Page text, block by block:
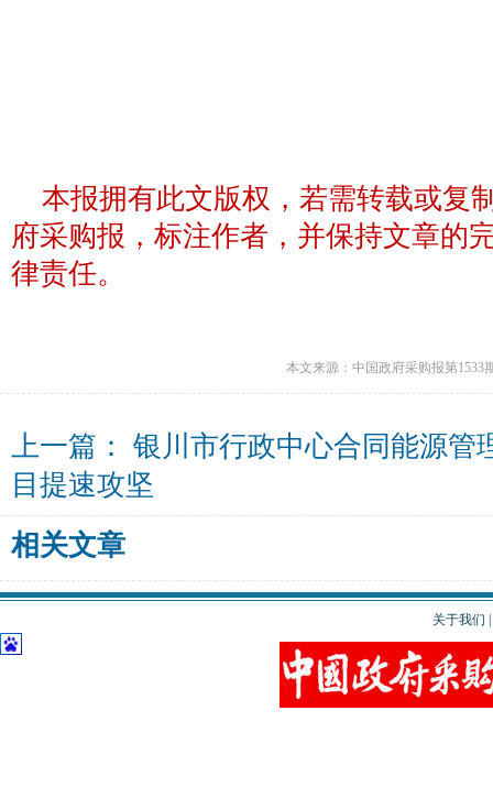
本报拥有此文版权，若需转载或复
府采购报，标注作者，并保持文章的
律责任。
本文来源：中国政府采购报第1533
上一篇： 银川市行政中心合同能源管
目提速攻坚
相关文章
关于我们